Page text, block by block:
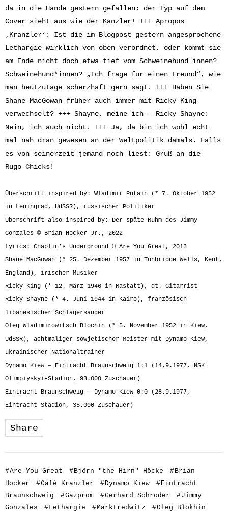
da in die Hände gestern gefallen: der Typ auf dem
Cover sieht aus wie der Kanzler! +++ Apropos
‚Kranzler‘: Ist die im Blogpost gestern angesprochene
Lethargie wirklich von oben verordnet, oder kommt sie
am Ende nicht doch etwa tief vom Schweinehund innen?
Schweinehund*innen? „Ich frage für einen Freund“, wie
man heutzutage scherzhaft gern sagt. +++ Haben Sie
Shane MacGowan früher auch immer mit Ricky King
verwechselt? +++ Shayne, meine ich – Ricky Shayne:
Nein, ich auch nicht. +++ Ja, da bin ich wohl echt
mal nah dran gewesen an der Weltpolitik damals. Falls
es von seinerzeit jemand noch liest: Gruß an die
Rugo-Chicks!
Überschrift inspired by: Wladimir Putain (* 7. Oktober 1952
in Leningrad, UdSSR), russischer Politiker
Überschrift also inspired by: Der späte Ruhm des Jimmy
Gonzales © Brian Hocker Jr., 2022
Lyrics: Chaplin’s Underground © Are You Great, 2013
Shane MacGowan (* 25. Dezember 1957 in Tunbridge Wells, Kent,
England), irischer Musiker
Ricky King (* 12. März 1946 in Rastatt), dt. Gitarrist
Ricky Shayne (* 4. Juni 1944 in Kairo), französisch-
libanesischer Schlagersänger
Oleg Wladimirowitsch Blochin (* 5. November 1952 in Kiew,
UdSSR), achtmaliger sowjetischer Meister mit Dynamo Kiew,
ukrainischer Nationaltrainer
Dynamo Kiew – Eintracht Braunschweig 1:1 (14.9.1977, NSK
Olimpiyskyi-Stadion, 93.000 Zuschauer)
Eintracht Braunschweig – Dynamo Kiew 0:0 (28.9.1977,
Eintracht-Stadion, 35.000 Zuschauer)
Share
#Are You Great #Björn "the Hirn" Höcke #Brian
Hocker
#Café Kranzler #Dynamo Kiew #Eintracht
Braunschweig
#Gazprom #Gerhard Schröder #Jimmy
Gonzales
#Lethargie #Marktredwitz #Oleg Blokhin